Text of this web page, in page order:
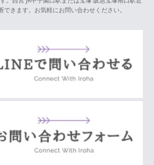
できます。お気軽にお問い合わせください。